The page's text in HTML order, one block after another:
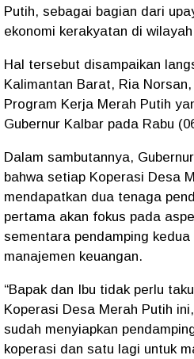
Putih, sebagai bagian dari
ekonomi kerakyatan di
Hal tersebut disampaikan
Kalimantan Barat, Ria Norsan
Program Kerja Merah Putih
Gubernur Kalbar pada Rabu
Dalam sambutannya,
bahwa setiap Koperasi Desa
mendapatkan dua tenaga
pertama akan fokus pada
sementara pendamping
manajemen keuangan.
“Bapak dan Ibu tidak perlu
Koperasi Desa Merah Putih
sudah menyiapkan
koperasi dan satu lagi untuk